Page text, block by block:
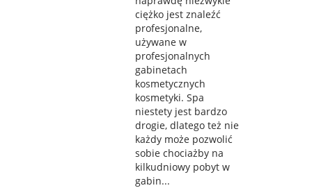
ciężko jest znaleźć
profesjonalne,
używane w
profesjonalnych
gabinetach
kosmetycznych
kosmetyki. Spa
niestety jest bardzo
drogie, dlatego też nie
każdy może pozwolić
sobie chociażby na
kilkudniowy pobyt w
gabin...